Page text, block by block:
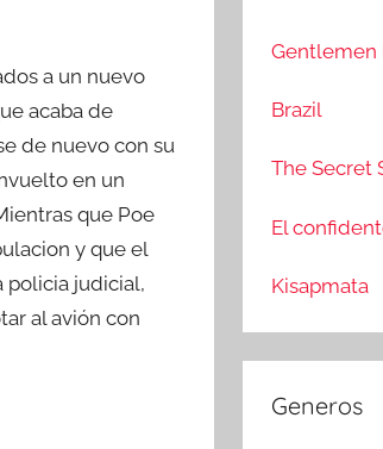
a un nuevo
acaba de
de nuevo con su
en un
que Poe
y que el
policia judicial,
al avión con
:Gentlemen
Brazil
The Secret
El
Kisapmata
Generos